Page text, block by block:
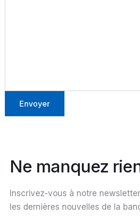
Ne manquez
Inscrivez-vous à notre
les dernières nouvelles de la